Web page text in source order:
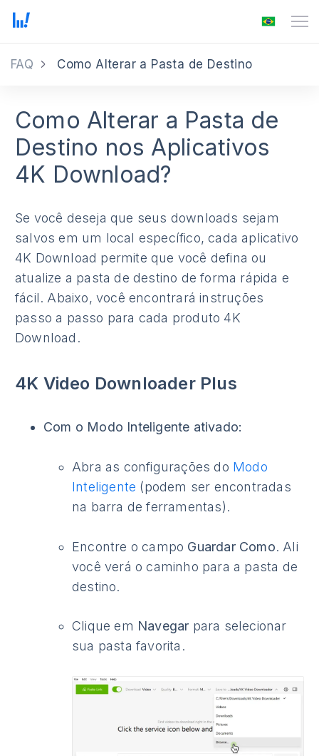
FAQ Como Alterar a Pasta de Destino
Como Alterar a Pasta de
Destino nos Aplicativos
4K Download?
Se você deseja que seus downloads sejam
salvos em um local específico, cada aplicativo
4K Download permite que você defina ou
atualize a pasta de destino de forma rápida e
fácil. Abaixo, você encontrará instruções
passo a passo para cada produto 4K
Download.
4K Video Downloader Plus
Com o Modo Inteligente ativado:
Abra as configurações do Modo
Inteligente (podem ser encontradas
na barra de ferramentas).
Encontre o campo Guardar Como. Ali
você verá o caminho para a pasta de
destino.
Clique em Navegar para selecionar
sua pasta favorita.